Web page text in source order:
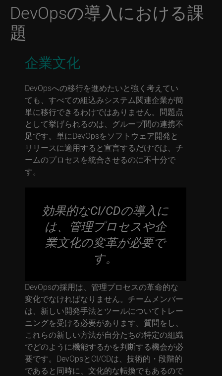
DevOpsの導入における課
題
企業文化
DevOpsへの移行を進めたいと強く考えてい
ても、すべての組込みシステム関連企業が簡
単に移行できるわけではありません。問題点
として挙げられるのは、グループ間の連携不
足です。単にDevOpsをソフトウェア開発と
リリースに適用すると宣言するだけでは、チ
ームのプロセスを統合させるのに不十分で
す。
効果的なCI/CDの導入に
は、管理プロセスや企
業文化の変革が必要で
す。
DevOpsの採用は、管理プロセスの革命的な
変化でなければなりません。チームメンバー
は、新しい開発手法とツールについてトレー
ニングを受ける必要があります。質問をし、
これらの新しい方法が自分たちの特定の組織
でどのように機能するかを判断する機会が必
要です。DevOpsとCI/CDは、技術的・段階的
であると同時に、文化的な転換でもあるので